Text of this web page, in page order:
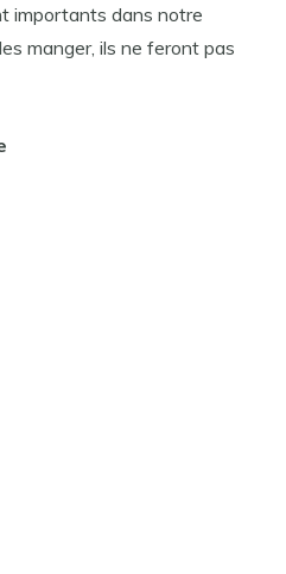
importants dans notre
manger, ils ne feront pas